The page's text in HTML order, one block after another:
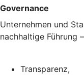
Governance
Unternehmen und
nachhaltige Führung
Transparenz,